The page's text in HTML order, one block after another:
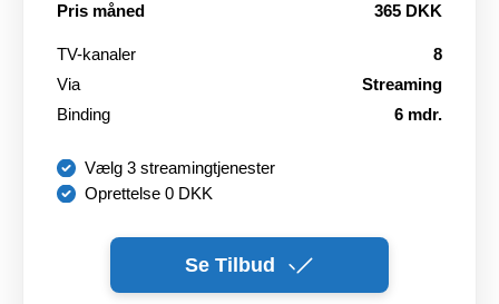
Pris måned 365 DKK
TV-kanaler
8
Via
Streaming
Binding
6 mdr.
Vælg 3 streamingtjenester
Oprettelse 0 DKK
Se Tilbud